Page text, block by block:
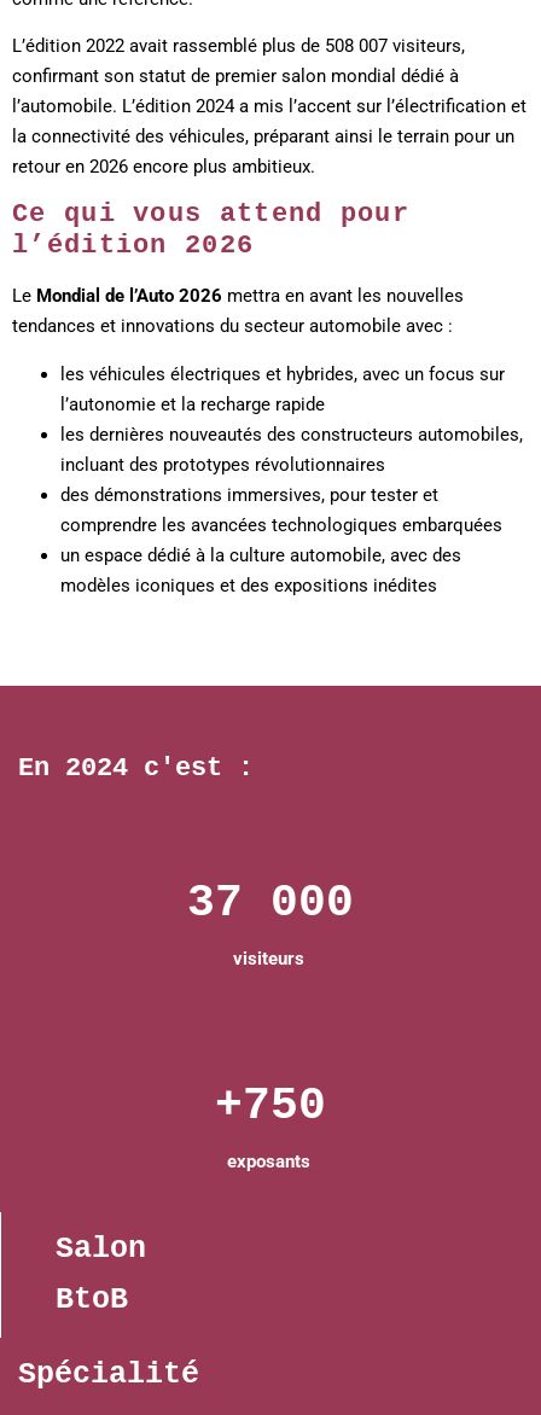
L’édition 2022 avait rassemblé plus de 508 007 visiteurs,
confirmant son statut de premier salon mondial dédié à
l’automobile. L’édition 2024 a mis l’accent sur l’électrification et
la connectivité des véhicules, préparant ainsi le terrain pour un
retour en 2026 encore plus ambitieux.
Ce qui vous attend pour
l’édition 2026
Le Mondial de l’Auto 2026 mettra en avant les nouvelles
tendances et innovations du secteur automobile avec :
les véhicules électriques et hybrides, avec un focus sur
l’autonomie et la recharge rapide
les dernières nouveautés des constructeurs automobiles,
incluant des prototypes révolutionnaires
des démonstrations immersives, pour tester et
comprendre les avancées technologiques embarquées
un espace dédié à la culture automobile, avec des
modèles iconiques et des expositions inédites
En 2024 c'est :
37 000
visiteurs
+750
exposants
Salon
BtoB
Spécialité